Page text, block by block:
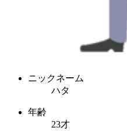
ニックネーム
ハタ
年齢
23才